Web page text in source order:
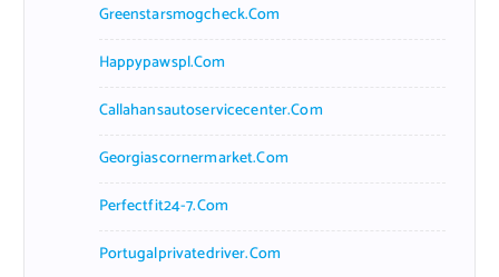
Greenstarsmogcheck.com
Happypawspl.com
Callahansautoservicecenter.com
Georgiascornermarket.com
Perfectfit24-7.com
Portugalprivatedriver.com